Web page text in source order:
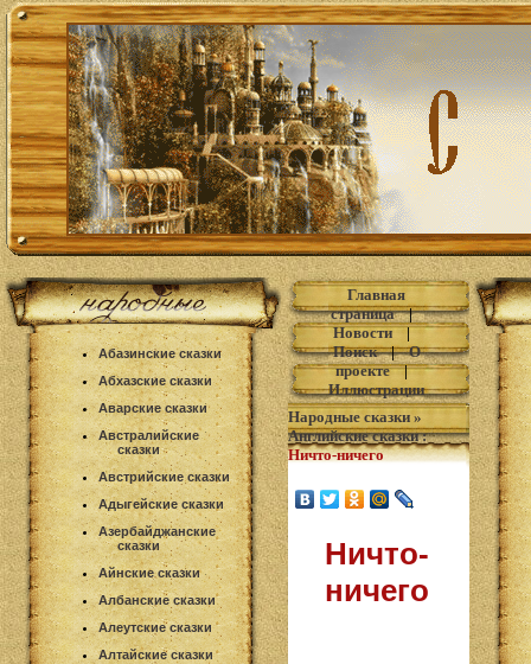
Абазинские сказки
Абхазские сказки
Аварские сказки
Австралийские
сказки
Австрийские сказки
Адыгейские сказки
Азербайджанские
сказки
Айнские сказки
Албанские сказки
Алеутские сказки
Алтайские сказки
Главная
страница|
Новости|
Поиск|О
проекте|
Иллюстрации
Народные сказки »
Английские сказки:
Ничто-ничего
Ничто-
ничего